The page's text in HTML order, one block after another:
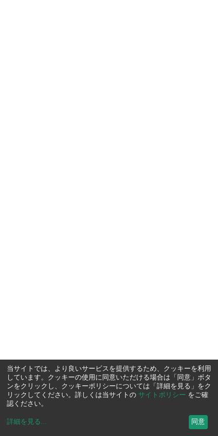
当サイトでは、より良いサービスを提供するため、クッキーを利用
しています。クッキーの使用に同意いただける場合は「同意」ボタ
ンをクリックし、クッキーポリシーについては「詳細を見る」をク
リックしてください。詳しくは当サイトの サイトポリシー をご確
認ください。
詳細を見る ... 同意